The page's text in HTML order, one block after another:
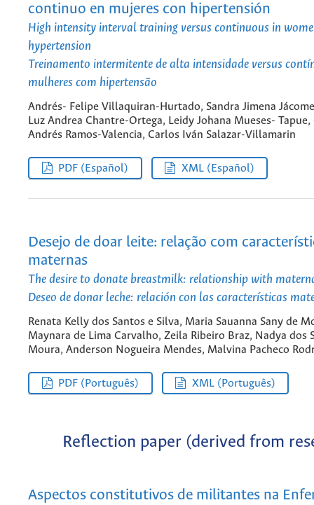
continuo en mujeres con hipertensión
High intensity interval training versus continuous in
hypertension
Treinamento intermitente de alta intensidade versus
mulheres com hipertensão
Andrés- Felipe Villaquiran-Hurtado, Sandra Jimena
Luz Andrea Chantre-Ortega, Leidy Johana Mueses- Tapue,
Andrés Ramos-Valencia, Carlos Iván Salazar-Villamarin
PDF (Español) XML (Español)
Desejo de doar leite: relação com
maternas
The desire to donate breastmilk: relationship with
Deseo de donar leche: relación con las características
Renata Kelly dos Santos e Silva, Maria Sauanna Sany de
Maynara de Lima Carvalho, Zeila Ribeiro Braz, Nadya dos
Moura, Anderson Nogueira Mendes, Malvina Pacheco
PDF (Português) XML (Português)
Reflection paper (derived from
Aspectos constitutivos de militantes na